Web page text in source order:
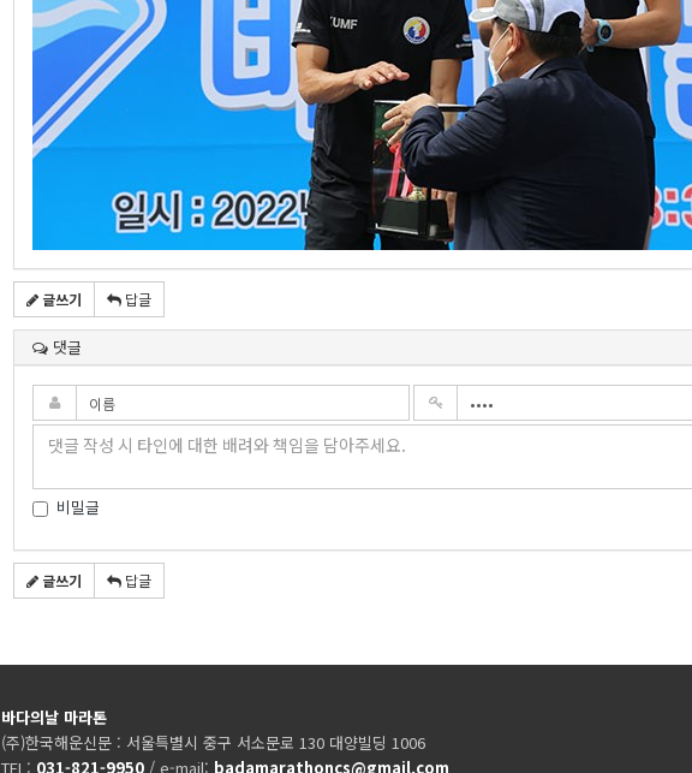
글쓰기 답글
댓글
비밀글
글쓰기 답글
바다의날 마라톤
(주)한국해운신문 : 서울특별시 중구 서소문로 130 대양빌딩 1006
TEL: 031-821-9950 / e-mail: badamarathoncs@gmail.com